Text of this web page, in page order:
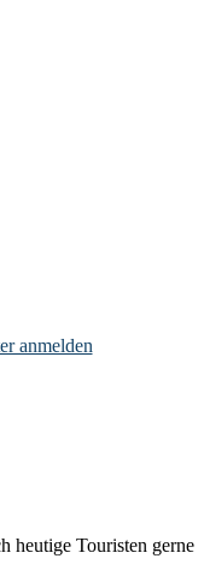
anmelden
heutige Touristen gerne